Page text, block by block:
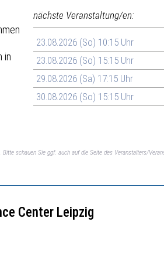
in
nächste Veranstaltung/en:
23.08.2026 (So) 10:15 Uhr
23.08.2026 (So) 15:15 Uhr
29.08.2026 (Sa) 17:15 Uhr
30.08.2026 (So) 15:15 Uhr
schauen Sie ggf. auch auf die Seite des Veranstalters/
Center Leipzig